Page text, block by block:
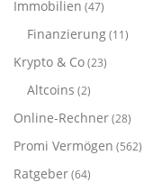
Immobilien (47)
Finanzierung(11)
Krypto & Co(23)
Altcoins (2)
Online-Rechner(28)
Promi Vermögen (562)
Ratgeber(64)